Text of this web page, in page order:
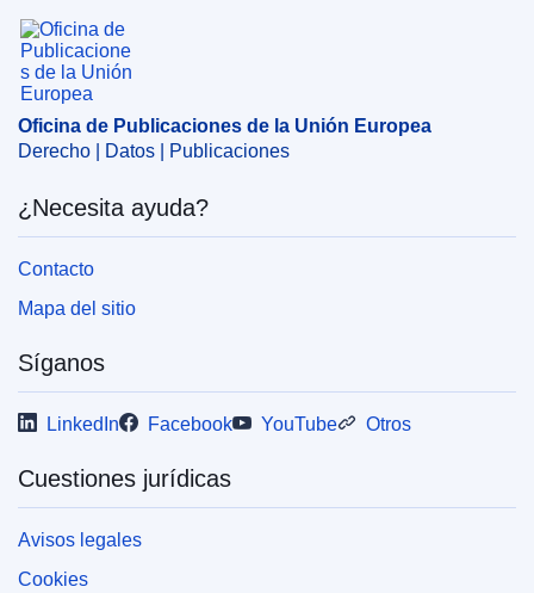
Tema:biogás
control de concentraciones
de abonos
inversión,suministro de energía eléctrica
CELEX : 52023M11265
OJ : JOC_2023_330_R_0002
IMMC : PUB(2023)1177/2952769
Oficina de Publicaciones de la Unión Europea
Oficina de Publicaciones de la Unión Europea
Derecho | Datos | Publicaciones
¿Necesita ayuda?
Contacto
Mapa del sitio
Síganos
LinkedIn Facebook YouTube Otros
Cuestiones jurídicas
Avisos legales
Cookies